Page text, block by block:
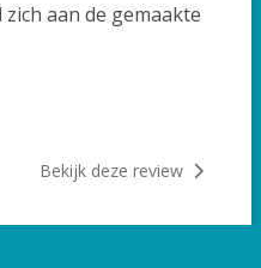
aan de gemaakte
Bekijk deze review